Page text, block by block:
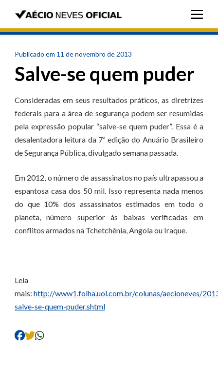
Publicado em 11 de novembro de 2013
Salve-se quem puder
Consideradas em seus resultados práticos, as diretrizes
federais para a área de segurança podem ser resumidas
pela expressão popular “salve-se quem puder”. Essa é a
desalentadora leitura da 7ª edição do Anuário Brasileiro
de Segurança Pública, divulgado semana passada.
Em 2012, o número de assassinatos no país ultrapassou a
espantosa casa dos 50 mil. Isso representa nada menos
do que 10% dos assassinatos estimados em todo o
planeta, número superior às baixas verificadas em
conflitos armados na Tchetchênia, Angola ou Iraque.
Leia
mais: http://www1.folha.uol.com.br/colunas/aecioneves/
salve-se-quem-puder.shtml